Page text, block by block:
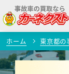
ホーム 東京都の